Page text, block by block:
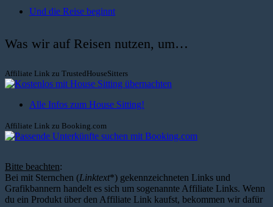
Und die Reise beginnt
Was wir auf Reisen nutzen, um…
Affiliate Link zu TrustedHouseSitters
Alle Infos zum House Sitting!
Affiliate Link zu Booking.com
Bitte beachten:
Bei mit Sternchen (Linktext*) gekennzeichneten Links und
Grafikbannern handelt es sich um sogenannte Affiliate Links. Wenn
du ein Produkt über den Affiliate Link kaufst, bekommen wir dafür